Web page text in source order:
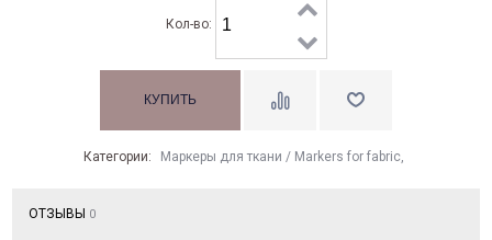
Кол-во:
Категории: Маркеры для ткани / Markers for fabric
ОТЗЫВЫ 0